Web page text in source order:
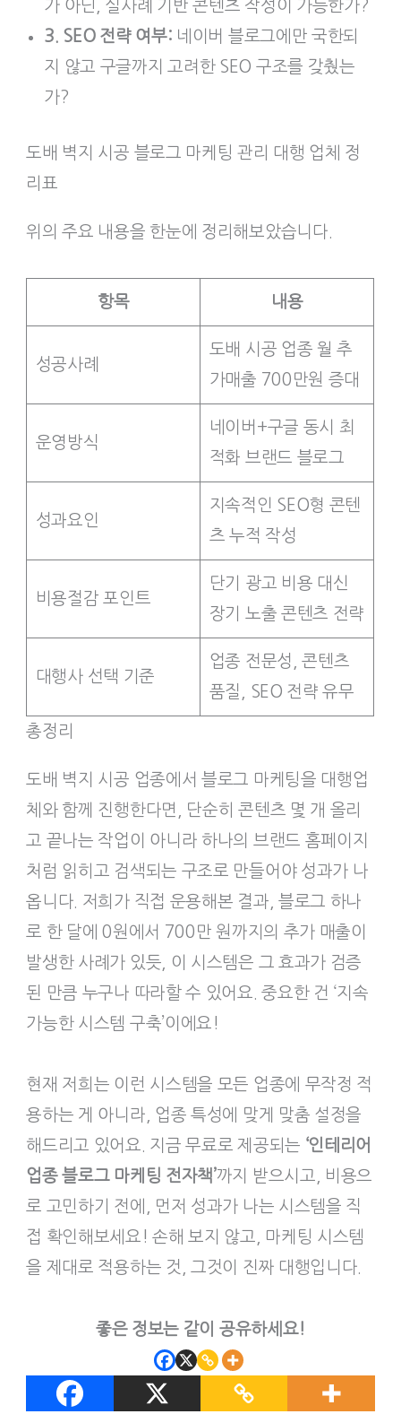
가 아닌, 실사례 기반 콘텐츠 작성이 가능한가?
3. SEO 전략 여부: 네이버 블로그에만 국한되
지 않고 구글까지 고려한 SEO 구조를 갖췄는
가?
도배 벽지 시공 블로그 마케팅 관리 대행 업체 정
리표
위의 주요 내용을 한눈에 정리해보았습니다.
항목 내용
성공사례
도배 시공 업종 월 추
가매출 700만원 증대
운영방식
네이버+구글 동시 최
적화 브랜드 블로그
성과요인
지속적인 SEO형 콘텐
츠 누적 작성
비용절감 포인트
단기 광고 비용 대신
장기 노출 콘텐츠 전략
대행사 선택 기준
업종 전문성, 콘텐츠
품질, SEO 전략 유무
총정리
도배 벽지 시공 업종에서 블로그 마케팅을 대행업
체와 함께 진행한다면, 단순히 콘텐츠 몇 개 올리
고 끝나는 작업이 아니라 하나의 브랜드 홈페이지
처럼 읽히고 검색되는 구조로 만들어야 성과가 나
옵니다. 저희가 직접 운용해본 결과, 블로그 하나
로 한 달에 0원에서 700만 원까지의 추가 매출이
발생한 사례가 있듯, 이 시스템은 그 효과가 검증
된 만큼 누구나 따라할 수 있어요. 중요한 건 ‘지속
가능한 시스템 구축’이에요!
현재 저희는 이런 시스템을 모든 업종에 무작정 적
용하는 게 아니라, 업종 특성에 맞게 맞춤 설정을
해드리고 있어요. 지금 무료로 제공되는 ‘인테리어
업종 블로그 마케팅 전자책’까지 받으시고, 비용으
로 고민하기 전에, 먼저 성과가 나는 시스템을 직
접 확인해보세요! 손해 보지 않고, 마케팅 시스템
을 제대로 적용하는 것, 그것이 진짜 대행입니다.
좋은 정보는 같이 공유하세요!